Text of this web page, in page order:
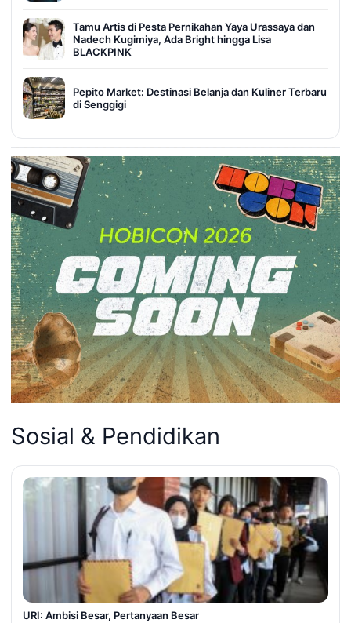
Tamu Artis di Pesta Pernikahan Yaya Urassaya dan
Nadech Kugimiya, Ada Bright hingga Lisa
BLACKPINK
Pepito Market: Destinasi Belanja dan Kuliner Terbaru
di Senggigi
Sosial & Pendidikan
URI: Ambisi Besar, Pertanyaan Besar